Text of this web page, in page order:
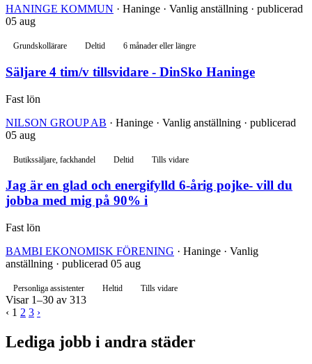
HANINGE KOMMUN · Haninge · Vanlig anställning · publicerad
05 aug
Grundskollärare Deltid 6 månader eller längre
Säljare 4 tim/v tillsvidare - DinSko Haninge
Fast lön
NILSON GROUP AB · Haninge · Vanlig anställning · publicerad
05 aug
Butikssäljare, fackhandel Deltid Tills vidare
Jag är en glad och energifylld 6-årig pojke- vill du
jobba med mig på 90% i
Fast lön
BAMBI EKONOMISK FÖRENING · Haninge · Vanlig
anställning · publicerad 05 aug
Personliga assistenter Heltid Tills vidare
Visar 1–30 av 313
‹ 1 2 3 ›
Lediga jobb i andra städer